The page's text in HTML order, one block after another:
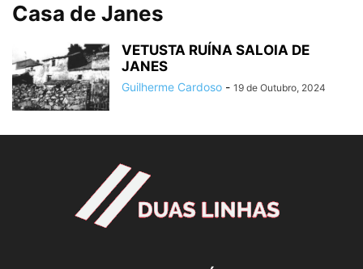
Casa de Janes
VETUSTA RUÍNA SALOIA DE
JANES
Guilherme Cardoso - 19 de Outubro, 2024